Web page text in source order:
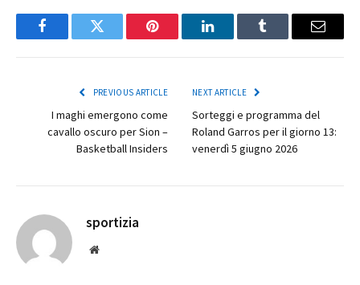
FacebookTwitter Pinterest LinkedInTumblr Email
PREVIOUS ARTICLE
I maghi emergono come
cavallo oscuro per Sion –
Basketball Insiders
NEXT ARTICLE
Sorteggi e programma del
Roland Garros per il giorno 13:
venerdì 5 giugno 2026
sportizia
Website